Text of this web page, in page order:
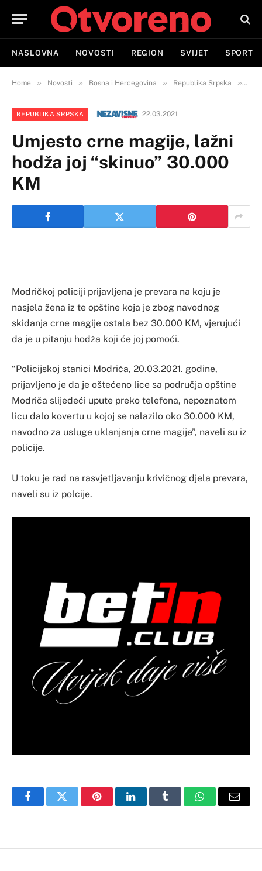
NASLOVNA NOVOSTI REGION SVIJET SPORT
Home » Novosti » Bosna i Hercegovina » Republika Srpska »
REPUBLIKA SRPSKA 22.03.2021
Umjesto crne magije, lažni
hodža joj “skinuo” 30.000
KM
Modričkoj policiji prijavljena je prevara na koju je
nasjela žena iz te opštine koja je zbog navodnog
skidanja crne magije ostala bez 30.000 KM, vjerujući
da je u pitanju hodža koji će joj pomoći.
“Policijskoj stanici Modriča, 20.03.2021. godine,
prijavljeno je da je oštećeno lice sa područja opštine
Modriča slijedeći upute preko telefona, nepoznatom
licu dalo kovertu u kojoj se nalazilo oko 30.000 KM,
navodno za usluge uklanjanja crne magije”, naveli su iz
policije.
U toku je rad na rasvjetljavanju krivičnog djela prevara,
naveli su iz polcije.
FacebookTwitter PinterestLinkedInTumblr WhatsAppEmail